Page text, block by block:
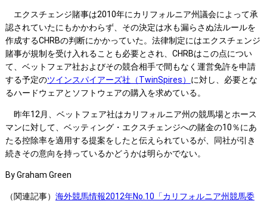
エクスチェンジ賭事は2010年にカリフォルニア州議会によって承
認されていたにもかかわらず、その決定は水も漏らさぬ法ルールを
作成するCHRBの判断にかかっていた。法律制定にはエクスチェンジ
賭事が規制を受け入れることも必要とされ、CHRBはこの点につい
て、ベットフェア社およびその競合相手で間もなく運営免許を申請
する予定のツインスパイアーズ社（TwinSpires） に対し、必要とな
るハードウェアとソフトウェアの購入を求めている。
昨年12月、ベットフェア社はカリフォルニア州の競馬場とホース
マンに対して、ベッティング・エクスチェンジへの賭金の10％にあ
たる控除率を適用する提案をしたと伝えられているが、同社が引き
続きその意向を持っているかどうかは明らかでない。
By Graham Green
（関連記事） 海外競馬情報2012年No.10「カリフォルニア州競馬委